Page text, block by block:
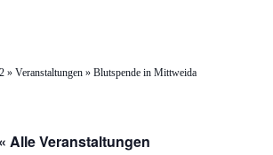
» Veranstaltungen » Blutspende in Mittweida
« Alle Veranstaltungen